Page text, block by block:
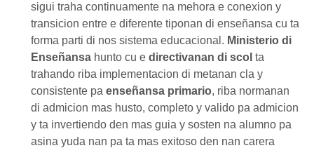
sigui traha continuamente na mehora e conexion y
transicion entre e diferente tiponan di enseñansa cu ta
forma parti di nos sistema educacional. Ministerio di
Enseñansa hunto cu e directivanan di scol ta
trahando riba implementacion di metanan cla y
consistente pa enseñansa primario, riba normanan
di admicion mas husto, completo y valido pa admicion
y ta invertiendo den mas guia y sosten na alumno pa
asina yuda nan pa ta mas exitoso den nan carera